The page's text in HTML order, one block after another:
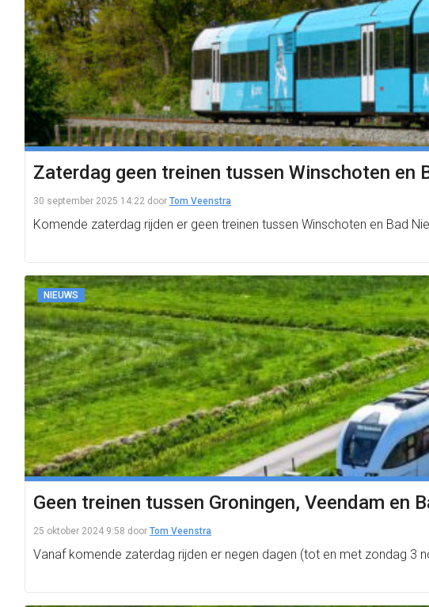
Zaterdag geen treinen tussen Winschoten en
30 september 2025 14:22 door Tom Veenstra
Komende zaterdag rijden er geen treinen tussen Winschoten en Bad
NIEUWS
Geen treinen tussen Groningen, Veendam
25 oktober 2024 9:58 door Tom Veenstra
Vanaf komende zaterdag rijden er negen dagen (tot en met zondag 3